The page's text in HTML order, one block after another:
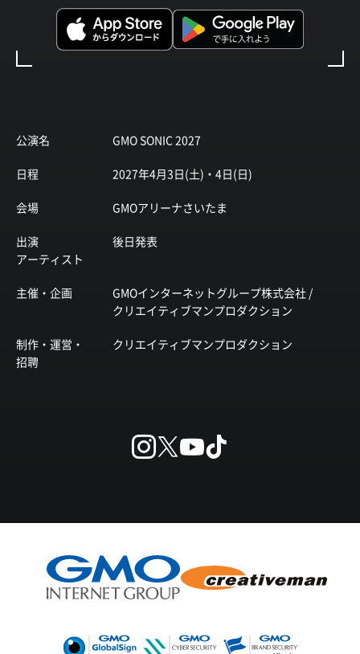
公演名 GMO SONIC 2027
日程 2027年4月3日(土)・4日(日)
会場 GMOアリーナさいたま
出演
アーティスト
後日発表
主催・企画
GMOインターネットグループ株式会社 /
クリエイティブマンプロダクション
制作・運営・
招聘
クリエイティブマンプロダクション